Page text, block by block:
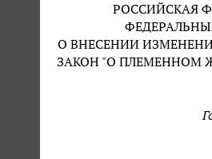
РОССИЙСКАЯ
О ВНЕСЕНИИ
ЗАКОН "О ПЛЕМЕННОМ